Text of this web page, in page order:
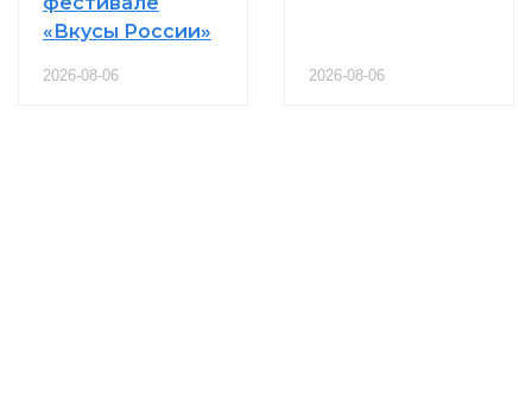
«Вкусы России»
2026-08-06 2026-08-06